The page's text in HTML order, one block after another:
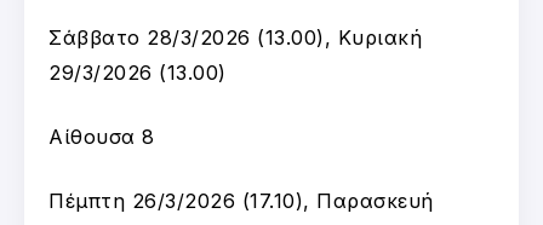
Σάββατο 28/3/2026 (13.00), Κυριακή
29/3/2026 (13.00)
Αίθουσα 8
Πέμπτη 26/3/2026 (17.10), Παρασκευή